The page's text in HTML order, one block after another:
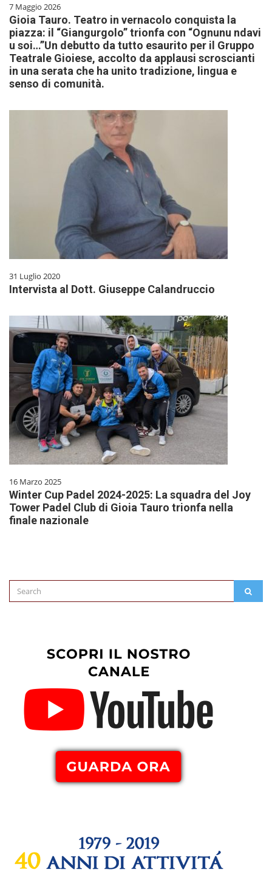
7 Maggio 2026
Gioia Tauro. Teatro in vernacolo conquista la
piazza: il “Giangurgolo” trionfa con “Ognunu ndavi
u soi…”Un debutto da tutto esaurito per il Gruppo
Teatrale Gioiese, accolto da applausi scroscianti
in una serata che ha unito tradizione, lingua e
senso di comunità.
31 Luglio 2020
Intervista al Dott. Giuseppe Calandruccio
16 Marzo 2025
Winter Cup Padel 2024-2025: La squadra del Joy
Tower Padel Club di Gioia Tauro trionfa nella
finale nazionale
Search
for: